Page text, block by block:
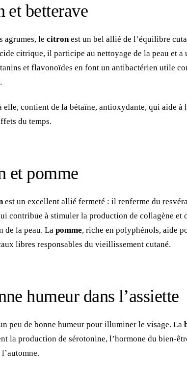
et betterave
agrumes, le citron est un bel allié de l’équilibre
citrique, il participe au nettoyage de la peau et a
et flavonoïdes en font un antibactérien utile
elle, contient de la bétaïne, antioxydante, qui aide à
du temps.
et pomme
est un excellent allié fermeté : il renferme du
contribue à stimuler la production de collagène et
de la peau. La pomme, riche en polyphénols, aide
libres responsables du vieillissement cutané.
humeur dans l’assiette
peu de bonne humeur pour illuminer le visage. La
la production de sérotonine, l’hormone du bien-